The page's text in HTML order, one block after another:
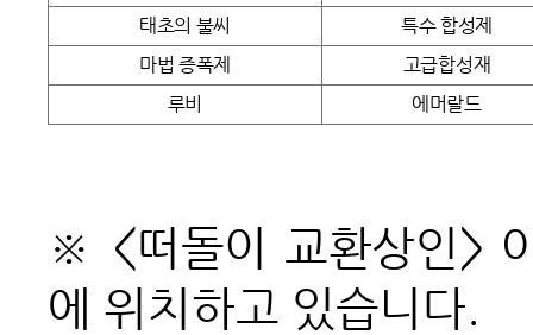
태초의 불씨
특수 합성제
마법 증폭제
고급합성재
루비
에머랄드
※ <떠돌이 교환상인>
에 위치하고 있습니다.